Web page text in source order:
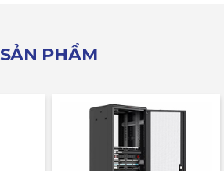
SẢN PHẨM